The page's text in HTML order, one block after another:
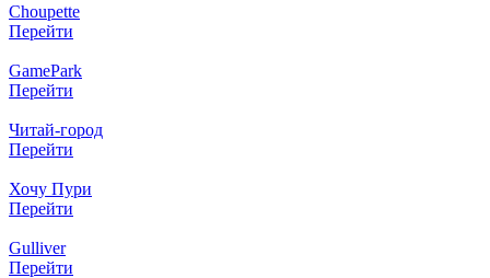
Choupette
Перейти
GamePark
Перейти
Читай-город
Перейти
Хочу Пури
Перейти
Gulliver
Перейти